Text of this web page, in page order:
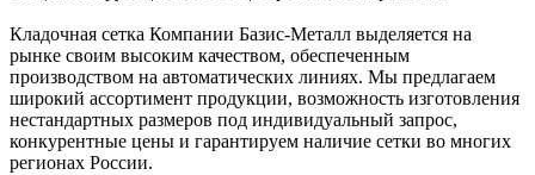
Кладочная сетка Компании Базис-Металл выделяется на
рынке своим высоким качеством, обеспеченным
производством на автоматических линиях. Мы предлагаем
широкий ассортимент продукции, возможность изготовления
нестандартных размеров под индивидуальный запрос,
конкурентные цены и гарантируем наличие сетки во многих
регионах России.